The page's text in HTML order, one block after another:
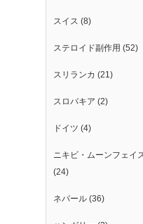
スイス (8)
ステロイド副作用 (52)
スリランカ (21)
スロバキア (2)
ドイツ (4)
ニキビ・ムーンフェイ
(24)
ネパール (36)